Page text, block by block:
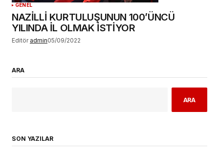
GENEL
NAZİLLİ KURTULUŞUNUN 100’ÜNCÜ
YILINDA İL OLMAK İSTİYOR
Editör admin05/09/2022
ARA
ARA
SON YAZILAR